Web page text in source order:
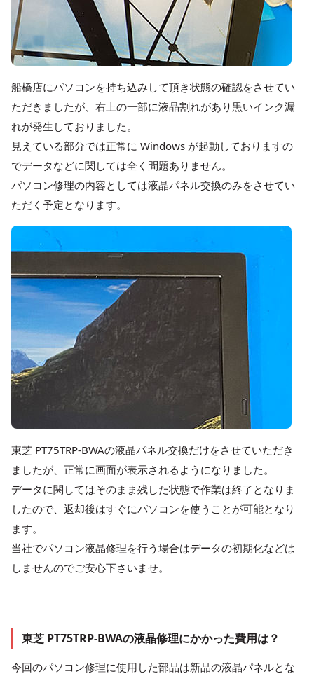
船橋店にパソコンを持ち込みして頂き状態の確認をさせてい
ただきましたが、右上の一部に液晶割れがあり黒いインク漏
れが発生しておりました。
見えている部分では正常に Windows が起動しておりますの
でデータなどに関しては全く問題ありません。
パソコン修理の内容としては液晶パネル交換のみをさせてい
ただく予定となります。
東芝 PT75TRP-BWAの液晶パネル交換だけをさせていただき
ましたが、正常に画面が表示されるようになりました。
データに関してはそのまま残した状態で作業は終了となりま
したので、返却後はすぐにパソコンを使うことが可能となり
ます。
当社でパソコン液晶修理を行う場合はデータの初期化などは
しませんのでご安心下さいませ。
東芝 PT75TRP-BWAの液晶修理にかかった費用は？
今回のパソコン修理に使用した部品は新品の液晶パネルとな